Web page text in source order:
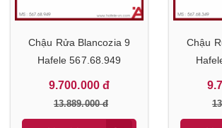
Chậu Rửa Blancozia 9
Hafele 567.68.949
9.700.000 đ
13.889.000 đ
Chậu